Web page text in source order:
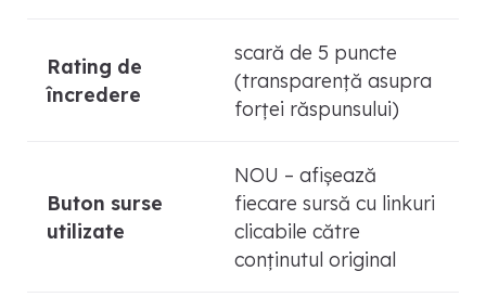
Rating de
încredere
scară de 5 puncte
(transparență asupra
forței răspunsului)
Buton surse
utilizate
NOU – afișează
fiecare sursă cu linkuri
clicabile către
conținutul original